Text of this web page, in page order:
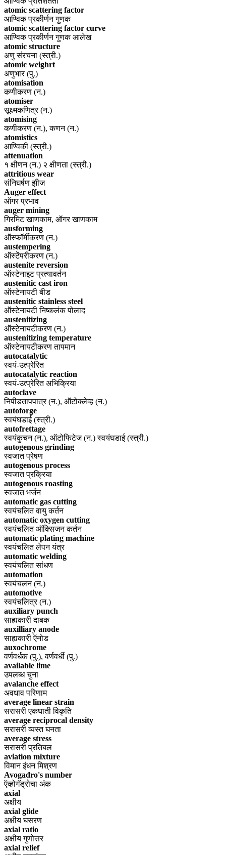
atomic scattering factor
आण्विक प्रकीर्णन गुणक
atomic scattering factor curve
आण्विक प्रकीर्णन गुणक आलेख
atomic structure
अणु संरचना (स्त्री.)
atomic weighrt
अणुभार (पु.)
atomisation
कणीकरण (न.)
atomiser
सूक्ष्मकणित्र (न.)
atomising
कणीकरण (न.), कणन (न.)
atomistics
आण्विकी (स्त्री.)
attenuation
१ क्षीणन (न.) २ क्षीणता (स्त्री.)
attritious wear
संनिघर्षण झीज
Auger effect
ऑगर प्रभाव
auger mining
गिरमिट खाणकाम, ऑगर खाणकाम
ausforming
ऑस्फॉर्मीकरण (न.)
austempering
ऑस्टेंपरीकरण (न.)
austenite reversion
ऑस्टेनाइट प्रत्यावर्तन
austenitic cast iron
ऑस्टेनायटी बीड
austenitic stainless steel
ऑस्टेनायटी निष्कलंक पोलाद
austenitizing
ऑस्टेनायटीकरण (न.)
austenitizing temperature
ऑस्टेनायटीकरण तापमान
autocatalytic
स्वयं-उत्प्रेरित
autocatalytic reaction
स्वयं-उत्प्रेरित अभिक्रिया
autoclave
निपीडतापपात्र (न.), ऑटोक्लेव्ह (न.)
autoforge
स्वयंघडाई (स्त्री.)
autofrettage
स्वयंकुचन (न.), ऑटोफिटेज (न.) स्वयंघडाई (स्त्री.)
autogenous grinding
स्वजात प्रेषण
autogenous process
स्वजात प्रक्रिया
autogenous roasting
स्वजात भर्जन
automatic gas cutting
स्वयंचलित वायु कर्तन
automatic oxygen cutting
स्वयंचलित ऑक्सिजन कर्तन
automatic plating machine
स्वयंचलित लेपन यंत्र
automatic welding
स्वयंचलित सांधण
automation
स्वयंचलन (न.)
automotive
स्वयंचलित्र (न.)
auxiliary punch
साह्यकारी दाबक
auxilliary anode
साह्यकारी ऍनोड
auxochrome
वर्णवर्धक (पु.), वर्णवर्धी (पु.)
available lime
उपलब्ध चुना
avalanche effect
अवधाव परिणाम
average linear strain
सरासरी एकघाती विकृति
average reciprocal density
सरासरी व्यस्त घनता
average stress
सरासरी प्रतिबल
aviation mixture
विमान इंधन मिश्रण
Avogadro's number
ऍव्होगॅड्रोचा अंक
axial
अक्षीय
axial glide
अक्षीय घसरण
axial ratio
अक्षीय गुणोत्तर
axial relief